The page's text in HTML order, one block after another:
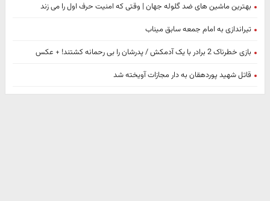
بهترین ماشین های ضد گلوله جهان | وقتی که امنیت حرف اول را می‌ زند
تیراندازی به امام جمعه سابق میناب
بازی خطرناک 2 برادر با یک آدمکش / پدرشان را بی رحمانه کشتند! + عکس
قاتل شهید پوردهقان به دار مجازات آویخته شد